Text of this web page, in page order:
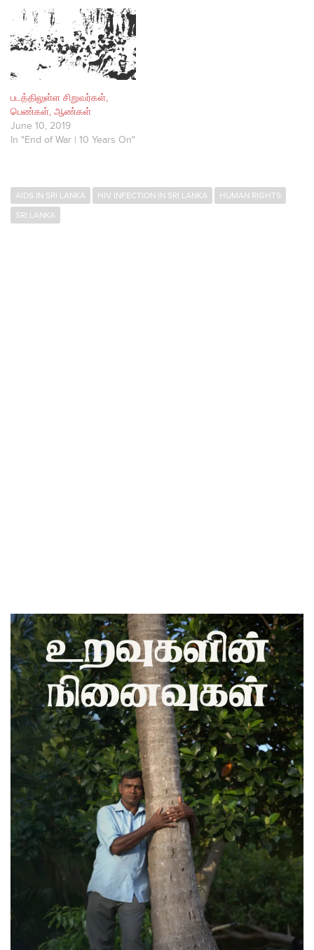
படத்திலுள்ள சிறுவர்கள்,
பெண்கள், ஆண்கள்
June 10, 2019
In "End of War | 10 Years On"
AIDS IN SRI LANKA HIV INFECTION IN SRI LANKA
HUMAN RIGHTS
SRI LANKA